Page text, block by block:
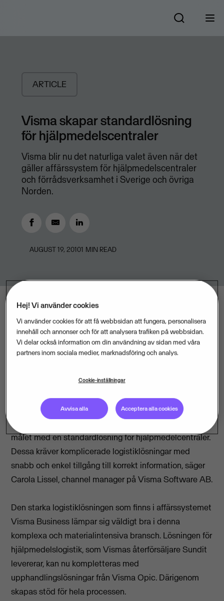
ARTICLE
Visma skapar standardlösning
för hjälpmedelscentraler
Visma blir nu det naturliga valet även när det
gäller affärssystem för hjälpmedelscentraler
och förrådsverksamhet i Sverige och övriga
Norden.
AUGUST 19, 20101 MIN READ
I nära samarbete med två av sina samarbetspartners
– Sundit och Direktkonsult – blir Visma nu även det
naturliga valet av affärssystem för
Sverige och Norden.
– Många pusselbitar har fallit på plats och tillsammans
med våra kunders praktiska erfarenheter närmar vi oss
målet med en standardlösning för hjälpmedelcentraler.
Dessa kräver komplicerade logistiklösningar med
snabb och enkel tillgång till korrekt information, säger
Carola Lissel, channel manager på Visma Software AB.
Den starka logistiklösningen som finns i affärssystemet
Visma Business lämpar sig väldigt bra i denna
komplexa och materialintensiva bransch. Lösningen för
hjälpmedelslogistik, som Vismas återförsäljare Sundit
levererar, kan nu kompletteras med
upphandlingslösningar från Visma Opic. Därigenom
skapas stöd för hela processen.
Hej! Vi använder cookies
Vi använder cookies för att få webbsidan att fungera, personalisera
innehåll och annonser och för att analysera trafiken på webbsidan.
Vi delar också information om din användning av sidan med våra
partners inom sociala medier, marknadsföring och analys.
Cookie-inställningar
Avvisa alla Acceptera alla cookies